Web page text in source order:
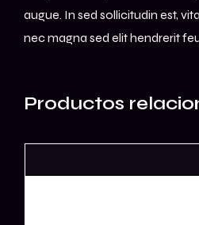
augue. In sed sollicitudin est,
nec magna sed elit hendrerit
Productos